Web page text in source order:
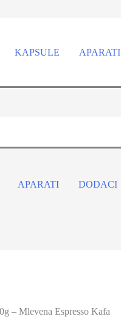
KAPSULE APARATI
APARATI DODACI
– Mlevena Espresso Kafa